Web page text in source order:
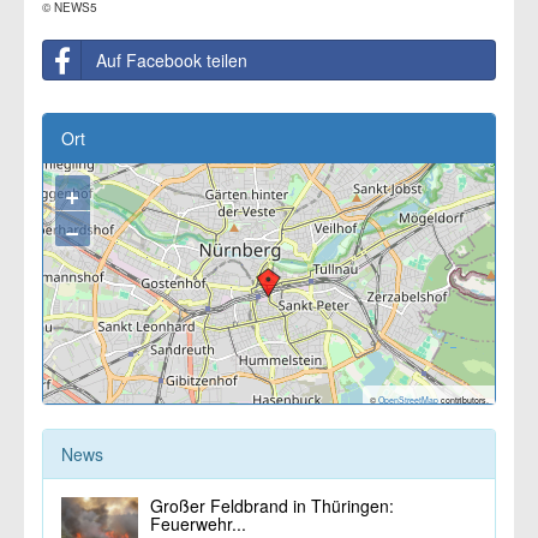
© NEWS5
Auf Facebook teilen
Ort
+
−
© OpenStreetMapcontributors.
News
Großer Feldbrand in Thüringen:
Feuerwehr...